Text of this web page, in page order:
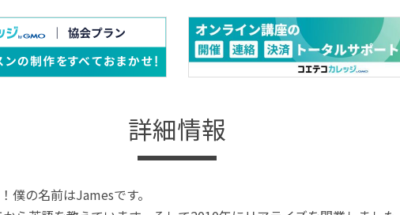
詳細情報
僕の名前はJamesです。